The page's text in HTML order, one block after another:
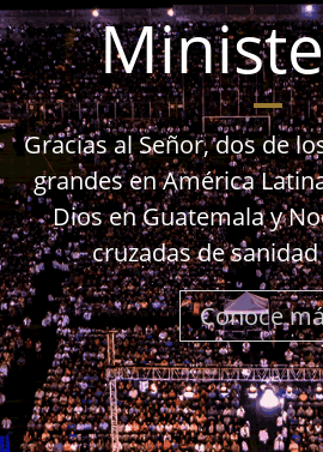
Gracias al Señor, dos de
grandes en América
Dios en Guatemala y
cruzadas de
Conoce